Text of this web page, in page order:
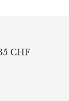
CHF